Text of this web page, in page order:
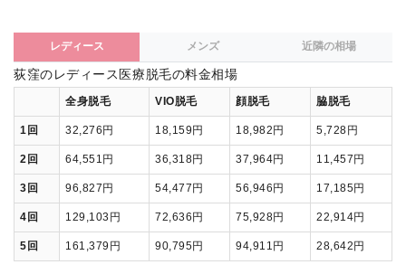
レディース メンズ 近隣の相場
荻窪のレディース医療脱毛の料金相場
全身脱毛 VIO脱毛 顔脱毛 脇脱毛
1回 32,276円 18,159円 18,982円 5,728円
2回 64,551円 36,318円 37,964円 11,457円
3回 96,827円 54,477円 56,946円 17,185円
4回 129,103円 72,636円 75,928円 22,914円
5回 161,379円 90,795円 94,911円 28,642円